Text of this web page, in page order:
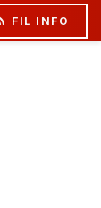
FIL INFO